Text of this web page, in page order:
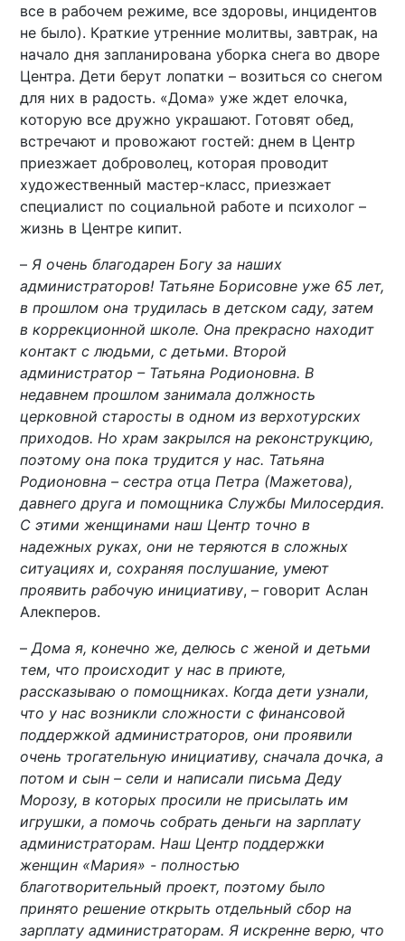
все в рабочем режиме, все здоровы, инцидентов
не было). Краткие утренние молитвы, завтрак, на
начало дня запланирована уборка снега во дворе
Центра. Дети берут лопатки – возиться со снегом
для них в радость. «Дома» уже ждет елочка,
которую все дружно украшают. Готовят обед,
встречают и провожают гостей: днем в Центр
приезжает доброволец, которая проводит
художественный мастер-класс, приезжает
специалист по социальной работе и психолог –
жизнь в Центре кипит.
–Я очень благодарен Богу за наших
администраторов! Татьяне Борисовне уже 65 лет,
в прошлом она трудилась в детском саду, затем
в коррекционной школе. Она прекрасно находит
контакт с людьми, с детьми. Второй
администратор – Татьяна Родионовна. В
недавнем прошлом занимала должность
церковной старосты в одном из верхотурских
приходов. Но храм закрылся на реконструкцию,
поэтому она пока трудится у нас. Татьяна
Родионовна – сестра отца Петра (Мажетова),
давнего друга и помощника Службы Милосердия.
С этими женщинами наш Центр точно в
надежных руках, они не теряются в сложных
ситуациях и, сохраняя послушание, умеют
проявить рабочую инициативу, – говорит Аслан
Алекперов.
–Дома я, конечно же, делюсь с женой и детьми
тем, что происходит у нас в приюте,
рассказываю о помощниках. Когда дети узнали,
что у нас возникли сложности с финансовой
поддержкой администраторов, они проявили
очень трогательную инициативу, сначала дочка, а
потом и сын – сели и написали письма Деду
Морозу, в которых просили не присылать им
игрушки, а помочь собрать деньги на зарплату
администраторам. Наш Центр поддержки
женщин «Мария» - полностью
благотворительный проект, поэтому было
принято решение открыть отдельный сбор на
зарплату администраторам. Я искренне верю, что